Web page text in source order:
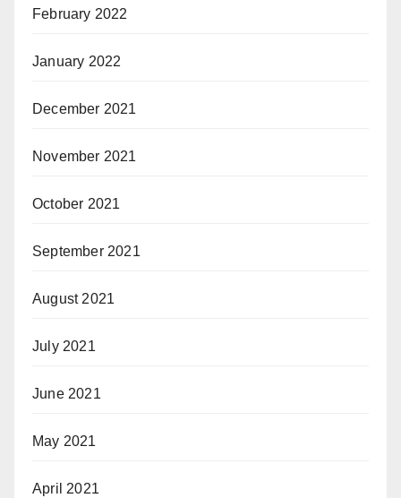
February 2022
January 2022
December 2021
November 2021
October 2021
September 2021
August 2021
July 2021
June 2021
May 2021
April 2021